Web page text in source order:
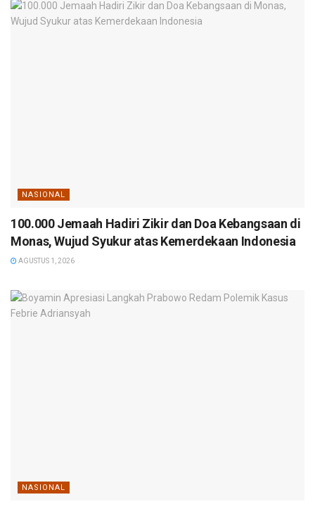
NASIONAL
100.000 Jemaah Hadiri Zikir dan Doa Kebangsaan di
Monas, Wujud Syukur atas Kemerdekaan Indonesia
AGUSTUS 1, 2026
NASIONAL